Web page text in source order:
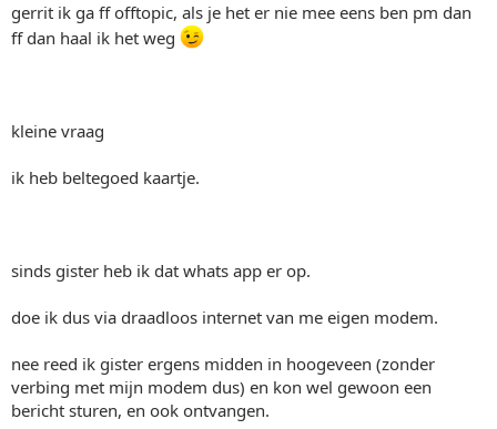
gerrit ik ga ff offtopic, als je het er nie mee eens ben pm dan
ff dan haal ik het weg
kleine vraag
ik heb beltegoed kaartje.
sinds gister heb ik dat whats app er op.
doe ik dus via draadloos internet van me eigen modem.
nee reed ik gister ergens midden in hoogeveen (zonder
verbing met mijn modem dus) en kon wel gewoon een
bericht sturen, en ook ontvangen.